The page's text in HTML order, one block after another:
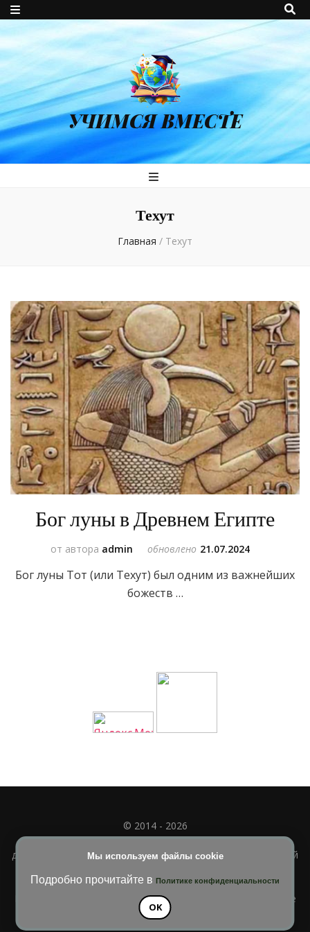
УЧИМСЯ ВМЕСТЕ
Техут
Главная / Техут
Бог луны в Древнем Египте
от автора admin обновлено 21.07.2024
Бог луны Тот (или Техут) был одним из важнейших
божеств …
Мы используем файлы cookie
Подробно прочитайте в Политике конфиденциальности
OK
© 2014 - 2026
Полное или частичное использование материала
допускается только при наличии активной и индексируемой
Blossom Diva | РазработанаТемы Blossom
. На платформе
WordPress